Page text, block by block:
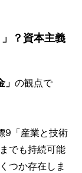
？資本主義
」 の観点で
9「産業と技術
でも持続可能
つか存在しま